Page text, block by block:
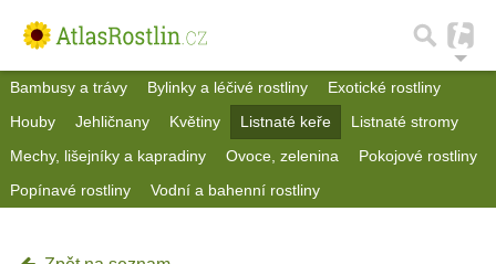
Bambusy a trávy Bylinky a léčivé rostliny
Exotické rostliny
Houby
Jehličnany Květiny Listnaté keře
Listnaté stromy
Mechy, lišejníky a kapradiny
Ovoce, zelenina
Pokojové rostliny
Popínavé rostliny
Vodní a bahenní rostliny